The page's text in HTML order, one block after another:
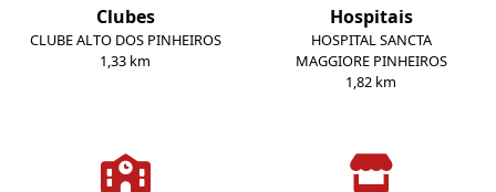
Clubes
CLUBE ALTO DOS PINHEIROS
1,33 km
Hospitais
HOSPITAL SANCTA
MAGGIORE PINHEIROS
1,82 km